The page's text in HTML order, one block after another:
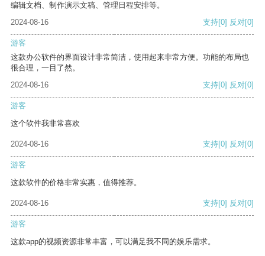
编辑文档、制作演示文稿、管理日程安排等。
2024-08-16
支持[0] 反对[0]
游客
这款办公软件的界面设计非常简洁，使用起来非常方便。功能的布局也
很合理，一目了然。
2024-08-16
支持[0] 反对[0]
游客
这个软件我非常喜欢
2024-08-16 支持[0] 反对[0]
游客
这款软件的价格非常实惠，值得推荐。
2024-08-16 支持[0] 反对[0]
游客
这款app的视频资源非常丰富，可以满足我不同的娱乐需求。